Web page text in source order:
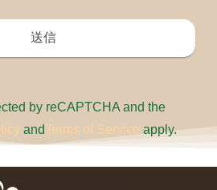
by reCAPTCHA and the
andTerms of Service apply.